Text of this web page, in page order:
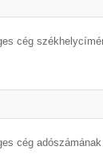
cég
cég adószámának